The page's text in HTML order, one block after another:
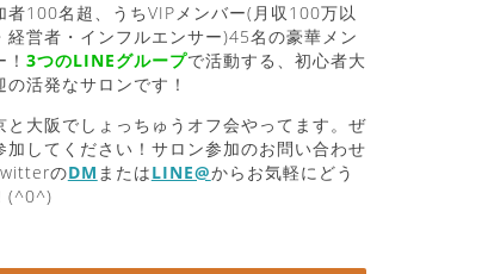
者100名超、うちVIPメンバー(月収100万以
経営者・インフルエンサー)45名の豪華メン
3つのLINEグループで活動する、初心者大
の活発なサロンです！
と大阪でしょっちゅうオフ会やってます。ぜ
加してください！サロン参加のお問い合わせ
のDM またはLINE@からお気軽にどう
(^0^)